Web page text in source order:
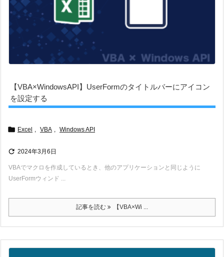
【VBA×WindowsAPI】UserFormのタイトルバーにアイコン
を設定する
 Excel VBA Windows API
 2024年3月6日
VBAでマクロを作成しているとき、他のアプリケーションと同じように
UserFormウィンド ...
記事を読む 【VBA×Wi ...